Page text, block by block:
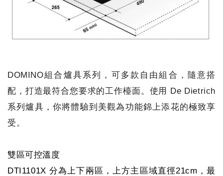
DOMINO組合爐具系列，可多款自由組合，隨意搭
配，打造最符合您要求的工作檯面。使用 De Dietrich
系列爐具，你將體驗到美觀為功能錦上添花的極致享
受。
雙區可控溫度
DTI1101X 分為上下兩區，上方主區域直徑21cm，最